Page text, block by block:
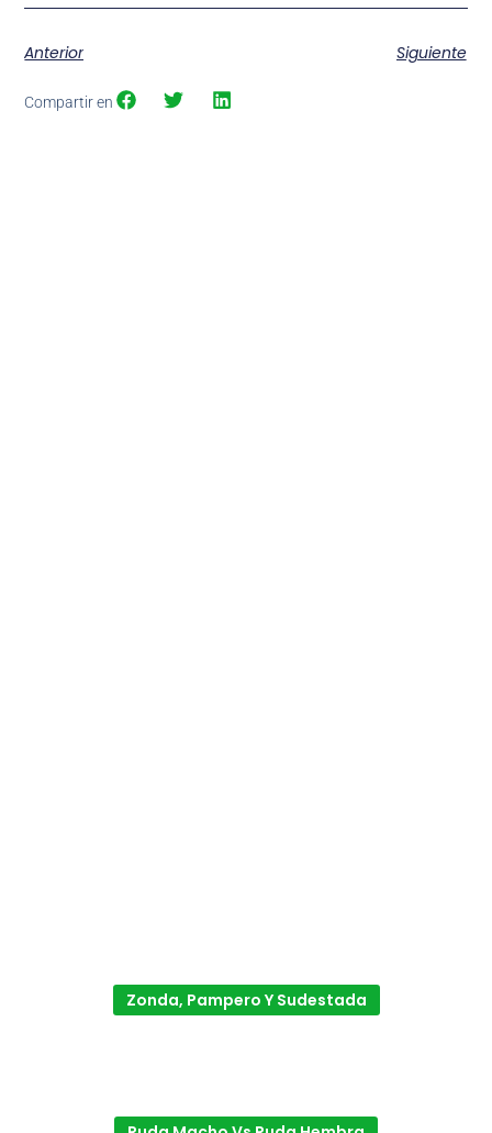
Anterior Siguiente
Compartir en
Zonda, Pampero Y Sudestada